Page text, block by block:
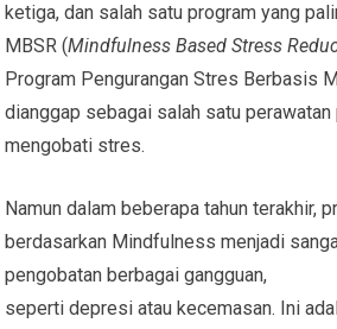
ketiga, dan salah satu program yang
MBSR (Mindfulness Based Stress
Program Pengurangan Stres Berbasis
dianggap sebagai salah satu
mengobati stres.
Namun dalam beberapa tahun terakhir,
berdasarkan Mindfulness menjadi
pengobatan berbagai gangguan,
seperti depresi atau kecemasan. Ini